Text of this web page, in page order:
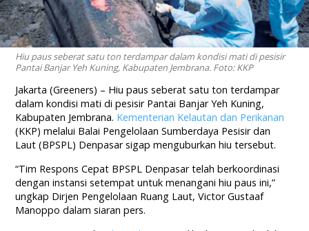
Hiu paus seberat satu ton terdampar dalam kondisi mati di pesisir
Pantai Banjar Yeh Kuning, Kabupaten Jembrana. Foto: KKP
Jakarta (Greeners) – Hiu paus seberat satu ton terdampar
dalam kondisi mati di pesisir Pantai Banjar Yeh Kuning,
Kabupaten Jembrana. Kementerian Kelautan dan Perikanan
(KKP) melalui Balai Pengelolaan Sumberdaya Pesisir dan
Laut (BPSPL) Denpasar sigap menguburkan hiu tersebut.
“Tim Respons Cepat BPSPL Denpasar telah berkoordinasi
dengan instansi setempat untuk menangani hiu paus ini,”
ungkap Dirjen Pengelolaan Ruang Laut, Victor Gustaaf
Manoppo dalam siaran pers.